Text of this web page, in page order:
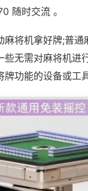
随时交流 。
麻将机拿好牌;普通
些无需对麻将机进
功能的设备或工具